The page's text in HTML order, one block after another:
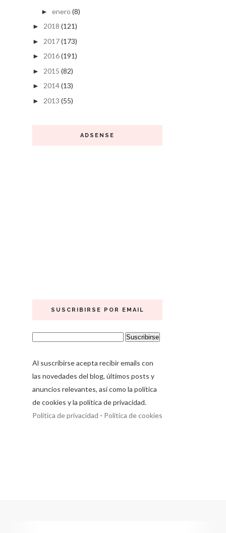
► enero (8)
► 2018 (121)
► 2017(173)
► 2016(191)
► 2015 (82)
► 2014(13)
► 2013 (55)
ADSENSE
SUSCRIBIRSE POR EMAIL
Al suscribirse acepta recibir emails con
las novedades del blog, últimos posts y
anuncios relevantes, así como la política
de cookies y la política de privacidad.
Política de privacidad - Política de cookies